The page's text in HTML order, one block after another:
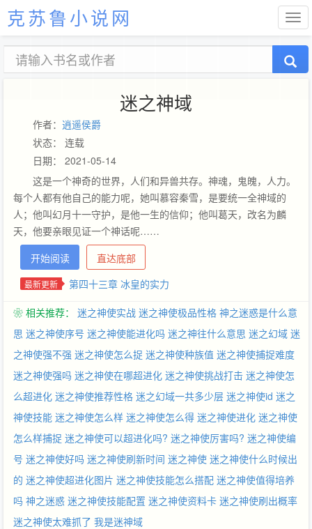
克苏鲁小说网
迷之神域
作者： 逍遥侯爵
状态： 连载
日期： 2021-05-14
这是一个神奇的世界，人们和异兽共存。神魂，鬼魄，人力。
每个人都有他自己的能力呢，她叫慕容秦雪，是要统一全神域的
人；他叫幻月十一守护，是他一生的信仰；他叫葛天，改名为麟
天，他要亲眼见证一个神话呢……
开始阅读
直达底部
最新更新 第四十三章 冰皇的实力
❀ 相关推荐： 迷之神使实战 迷之神使极品性格 神之迷惑是什么意
思 迷之神使序号 迷之神使能进化吗 迷之神往什么意思 迷之幻域 迷
之神使强不强 迷之神使怎么捉 迷之神使种族值 迷之神使捕捉难度
迷之神使强吗 迷之神使在哪超进化 迷之神使挑战打击 迷之神使怎
么超进化 迷之神使推荐性格 迷之幻域一共多少层 迷之神使id 迷之
神使技能 迷之神使怎么样 迷之神使怎么得 迷之神使进化 迷之神使
怎么样捕捉 迷之神使可以超进化吗? 迷之神使厉害吗? 迷之神使编
号 迷之神使好吗 迷之神使刷新时间 迷之神使 迷之神使什么时候出
的 迷之神使超进化图片 迷之神使技能怎么搭配 迷之神使值得培养
吗 神之迷惑 迷之神使技能配置 迷之神使资料卡 迷之神使刷出概率
迷之神使太难抓了 我是迷神域